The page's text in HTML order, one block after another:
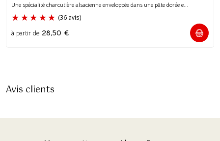
Une spécialité charcutière alsacienne enveloppée dans une pâte dorée e...
à partir de 28,50 €
Avis clients